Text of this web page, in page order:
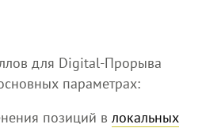
для Digital-Прорыва
параметрах:
позиций в локальных